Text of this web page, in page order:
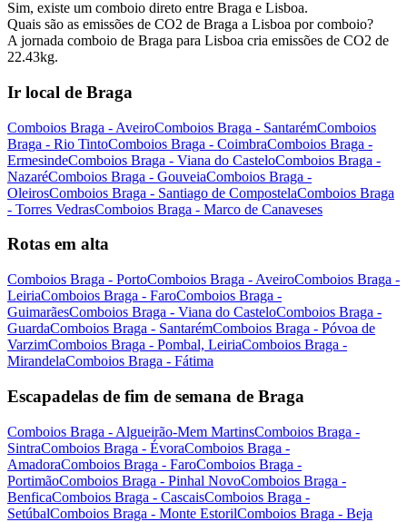
Sim, existe um comboio direto entre Braga e Lisboa.
Quais são as emissões de CO2 de Braga a Lisboa por comboio?
A jornada comboio de Braga para Lisboa cria emissões de CO2 de
22.43kg.
Ir local de Braga
Comboios Braga - AveiroComboios Braga - SantarémComboios
Braga - Rio TintoComboios Braga - CoimbraComboios Braga -
ErmesindeComboios Braga - Viana do CasteloComboios Braga -
NazaréComboios Braga - GouveiaComboios Braga -
OleirosComboios Braga - Santiago de CompostelaComboios Braga
- Torres VedrasComboios Braga - Marco de Canaveses
Rotas em alta
Comboios Braga - PortoComboios Braga - AveiroComboios Braga -
LeiriaComboios Braga - FaroComboios Braga -
GuimarãesComboios Braga - Viana do CasteloComboios Braga -
GuardaComboios Braga - SantarémComboios Braga - Póvoa de
VarzimComboios Braga - Pombal, LeiriaComboios Braga -
MirandelaComboios Braga - Fátima
Escapadelas de fim de semana de Braga
Comboios Braga - Algueirão-Mem MartinsComboios Braga -
SintraComboios Braga - ÉvoraComboios Braga -
AmadoraComboios Braga - FaroComboios Braga -
PortimãoComboios Braga - Pinhal NovoComboios Braga -
BenficaComboios Braga - CascaisComboios Braga -
SetúbalComboios Braga - Monte EstorilComboios Braga - Beja